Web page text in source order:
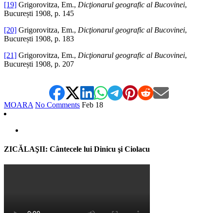
[19] Grigorovitza, Em., Dicţionarul geografic al Bucovinei,
București 1908, p. 145
[20] Grigorovitza, Em., Dicţionarul geografic al Bucovinei,
București 1908, p. 183
[21] Grigorovitza, Em., Dicţionarul geografic al Bucovinei,
București 1908, p. 207
MOARA No Comments Feb 18
ZICĂLAŞII: Cântecele lui Dinicu şi Ciolacu